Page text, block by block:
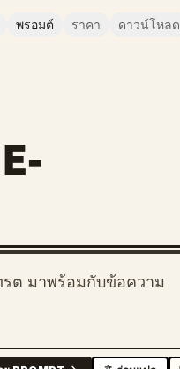
พรอมต์ ราคา ดาวน์โหลด
ต มาพร้อมกับข้อความ